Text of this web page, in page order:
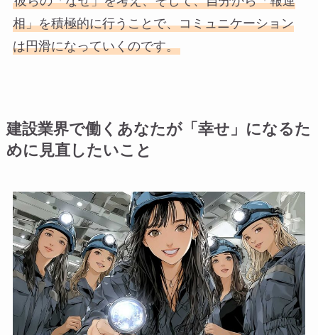
相」を積極的に行うことで、コミュニケーション
は円滑になっていくのです。
建設業界で働くあなたが「幸せ」になるた
めに見直したいこと